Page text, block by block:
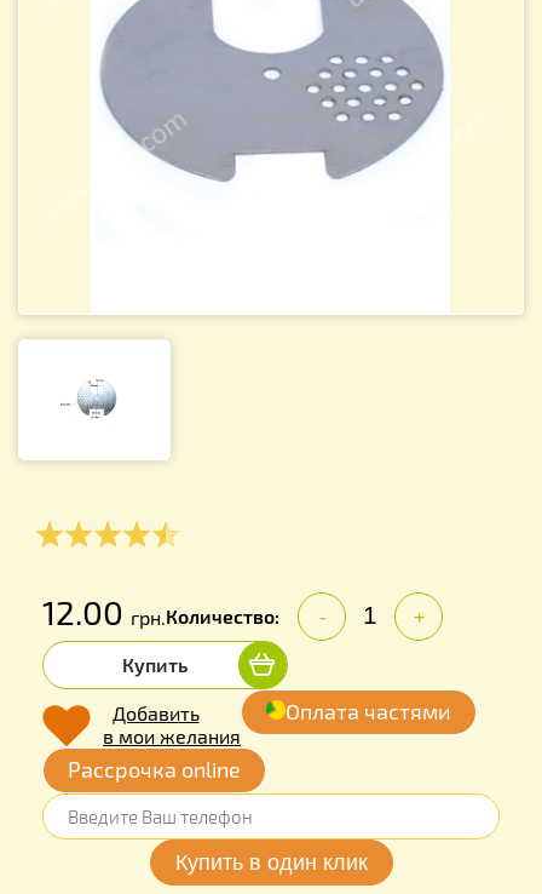
12.00 грн.Количество: - +
Купить
Добавить
в мои желания
Оплата частями
Рассрочка online